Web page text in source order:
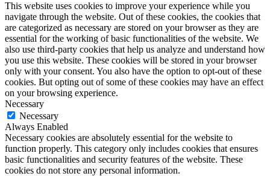
This website uses cookies to improve your experience while you
navigate through the website. Out of these cookies, the cookies that
are categorized as necessary are stored on your browser as they are
essential for the working of basic functionalities of the website. We
also use third-party cookies that help us analyze and understand how
you use this website. These cookies will be stored in your browser
only with your consent. You also have the option to opt-out of these
cookies. But opting out of some of these cookies may have an effect
on your browsing experience.
Necessary
Necessary
Always Enabled
Necessary cookies are absolutely essential for the website to
function properly. This category only includes cookies that ensures
basic functionalities and security features of the website. These
cookies do not store any personal information.